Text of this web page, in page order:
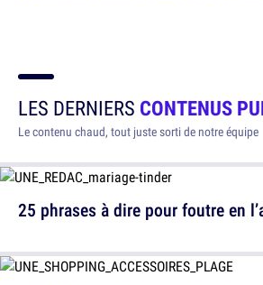
LES DERNIERS CONTENUS
Le contenu chaud, tout juste sorti de notre équipe
25 phrases à dire pour foutre en